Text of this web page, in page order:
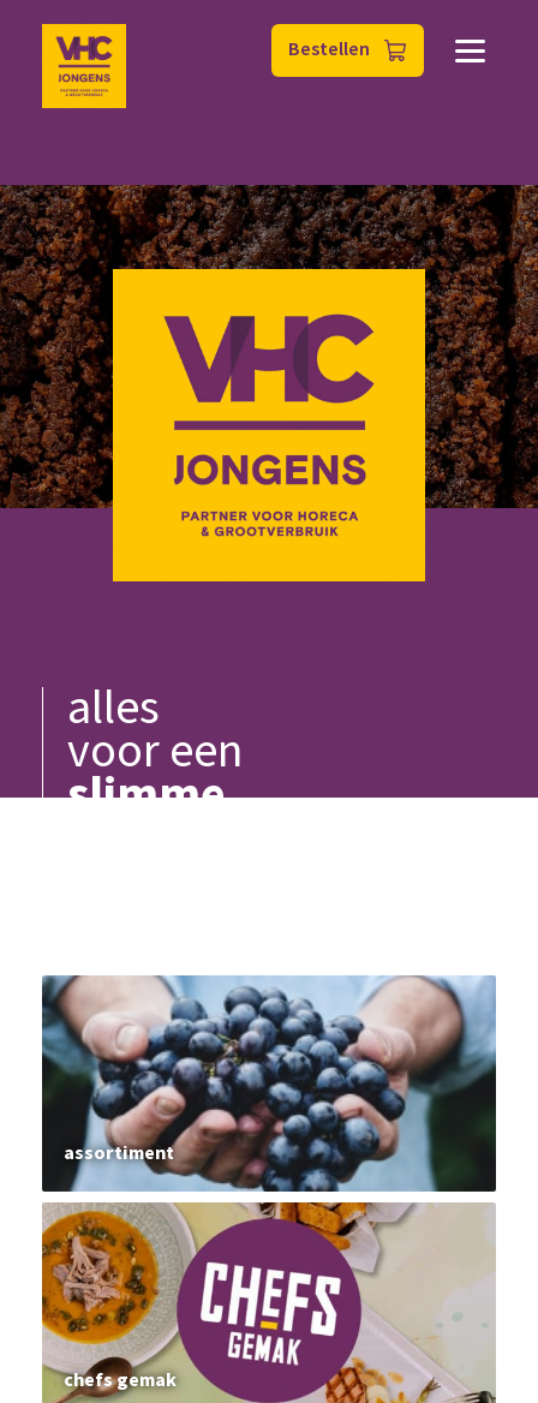
Bestellen
alles
voor een
slimme
assortiment
chefs gemak